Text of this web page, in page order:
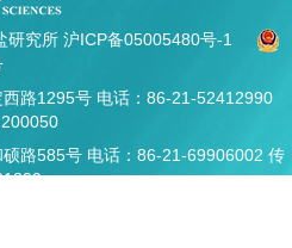
研究所 沪ICP备05005480号-1
路1295号 电话：86-21-52412990
路585号 电话：86-21-69906002 传